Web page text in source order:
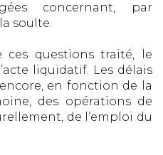
concernant, par
soulte.
ces questions traité, le
liquidatif. Les délais
en fonction de la
des opérations de
de l’emploi du